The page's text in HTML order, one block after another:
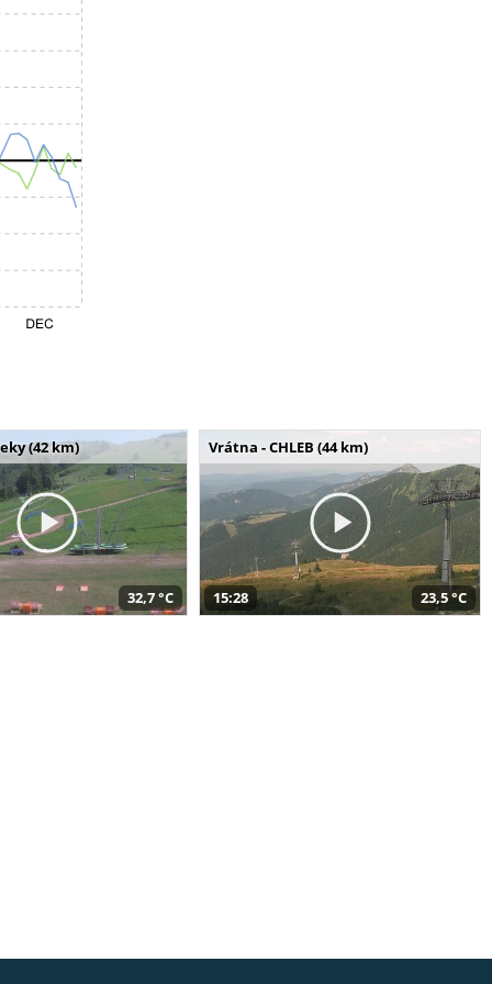
(42 km)
32,7 °C
Vrátna - CHLEB (44 km)
15:28 23,5 °C